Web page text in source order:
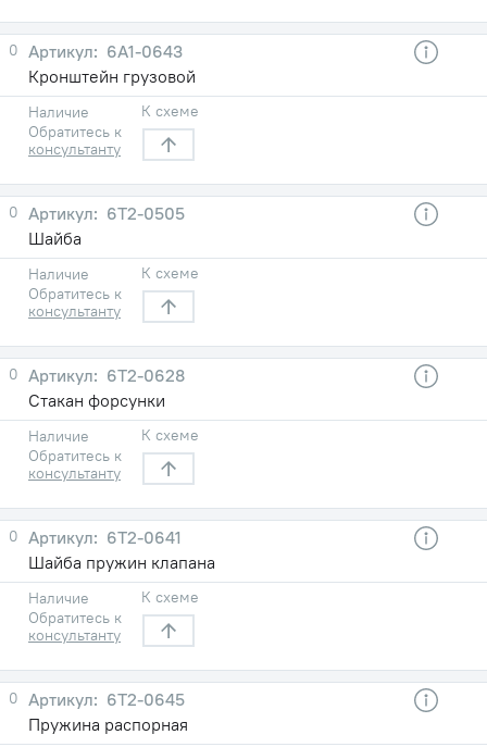
0
6А1-0643
Кронштейн грузовой
Наличие
Обратитесь к
консультанту
К схеме
0
6Т2-0505
Шайба
Наличие
Обратитесь к
консультанту
К схеме
0
6Т2-0628
Стакан форсунки
Наличие
Обратитесь к
консультанту
К схеме
0
6Т2-0641
Шайба пружин клапана
Наличие
Обратитесь к
консультанту
К схеме
0
6Т2-0645
Пружина распорная